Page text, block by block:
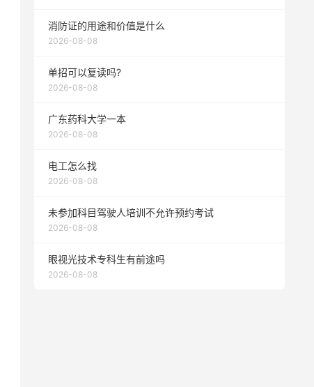
消防证的用途和价值是什么
2026-08-08
单招可以复读吗?
2026-08-08
广东药科大学一本
2026-08-08
电工怎么找
2026-08-08
未参加科目驾驶人培训不允许预约考试
2026-08-08
眼视光技术专科生有前途吗
2026-08-08